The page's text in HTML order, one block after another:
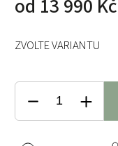
od 13 990 Kč
ZVOLTE VARIANTU